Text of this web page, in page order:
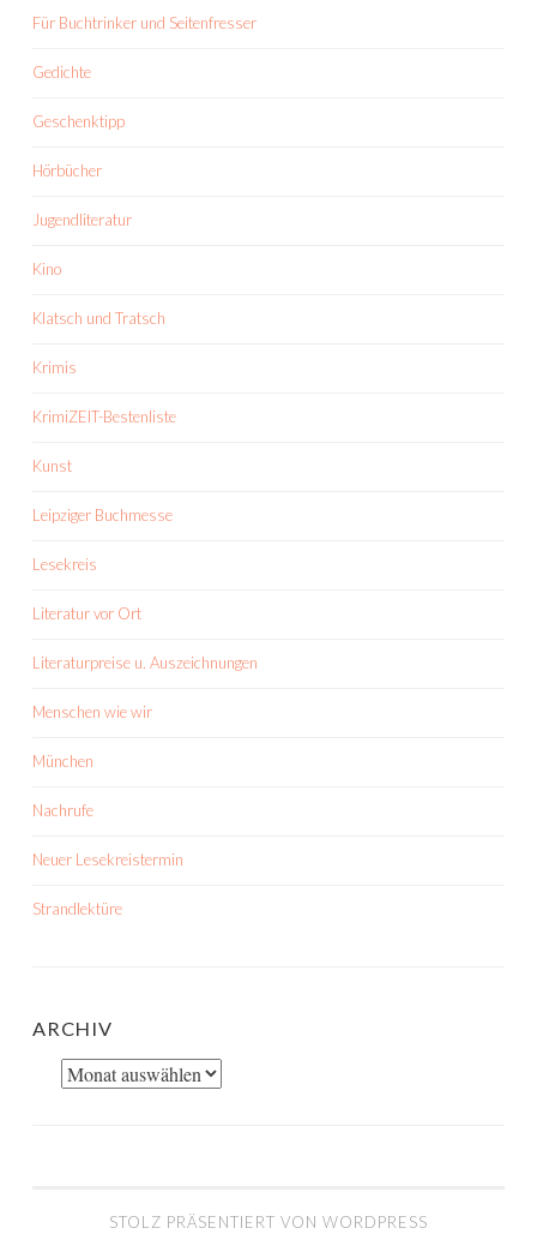
Für Buchtrinker und Seitenfresser
Gedichte
Geschenktipp
Hörbücher
Jugendliteratur
Kino
Klatsch und Tratsch
Krimis
KrimiZEIT-Bestenliste
Kunst
Leipziger Buchmesse
Lesekreis
Literatur vor Ort
Literaturpreise u. Auszeichnungen
Menschen wie wir
München
Nachrufe
Neuer Lesekreistermin
Strandlektüre
ARCHIV
Archiv
STOLZ PRÄSENTIERT VON WORDPRESS